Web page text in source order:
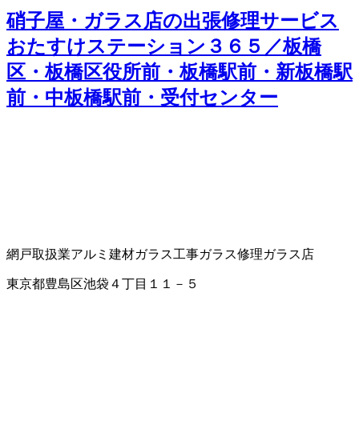
硝子屋・ガラス店の出張修理サービス
おたすけステーション３６５／板橋
区・板橋区役所前・板橋駅前・新板橋駅
前・中板橋駅前・受付センター
網戸取扱業アルミ建材ガラス工事ガラス修理ガラス店
東京都豊島区池袋４丁目１１－５